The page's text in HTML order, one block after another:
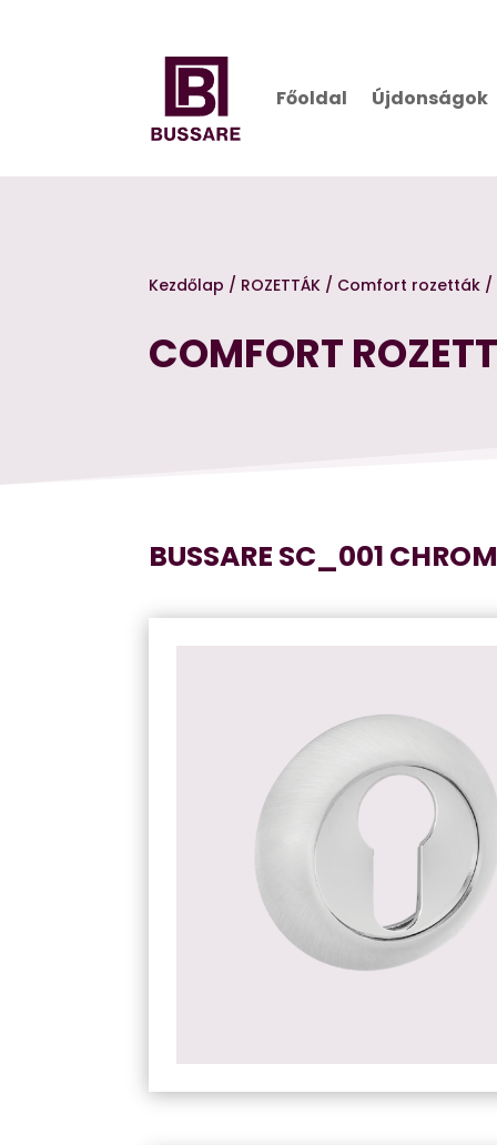
Főoldal Újdonságok
Kezdőlap / ROZETTÁK / Comfort rozetták /
COMFORT
BUSSARE SC_001